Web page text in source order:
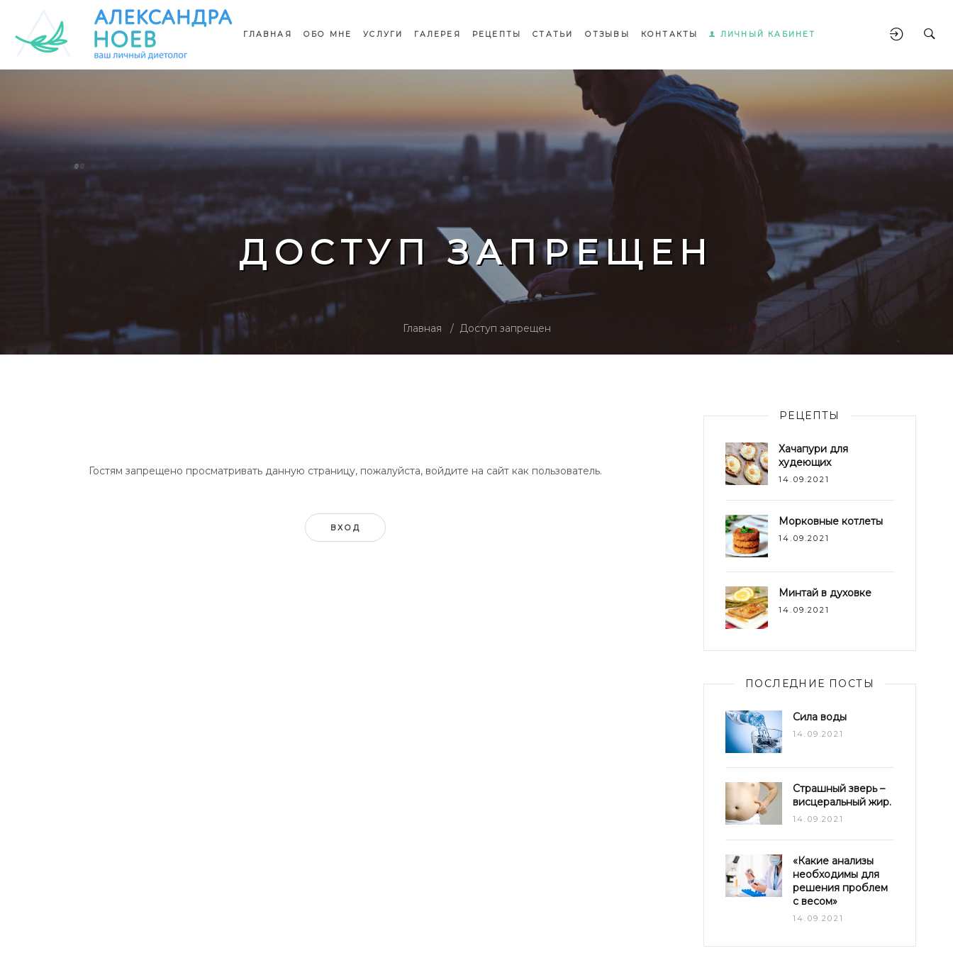
ГЛАВНАЯ ОБО МНЕ УСЛУГИ ГАЛЕРЕЯ РЕЦЕПТЫ СТАТЬИ ОТЗЫВЫ КОНТАКТЫ ЛИЧНЫЙ КАБИНЕТ
ДОСТУП ЗАПРЕЩЕН
Главная Доступ запрещен
Гостям запрещено просматривать данную страницу, пожалуйста, войдите на сайт как пользователь.
ВХОД
РЕЦЕПТЫ
Хачапури для
худеющих
14.09.2021
Морковные котлеты
14.09.2021
Минтай в духовке
14.09.2021
ПОСЛЕДНИЕ ПОСТЫ
Сила воды
14.09.2021
Страшный зверь –
висцеральный жир.
14.09.2021
«Какие анализы
необходимы для
решения проблем
с весом»
14.09.2021